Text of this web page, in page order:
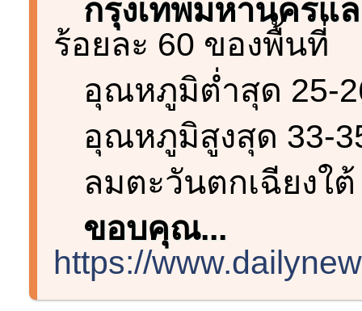
กรุงเทพมหานคร
ร้อยละ 60 ของพื้นที่
อุณหภูมิต่ำสุด 25-
อุณหภูมิสูงสุด 33-
ลมตะวันตกเฉียงใ
ขอบคุณ...
https://